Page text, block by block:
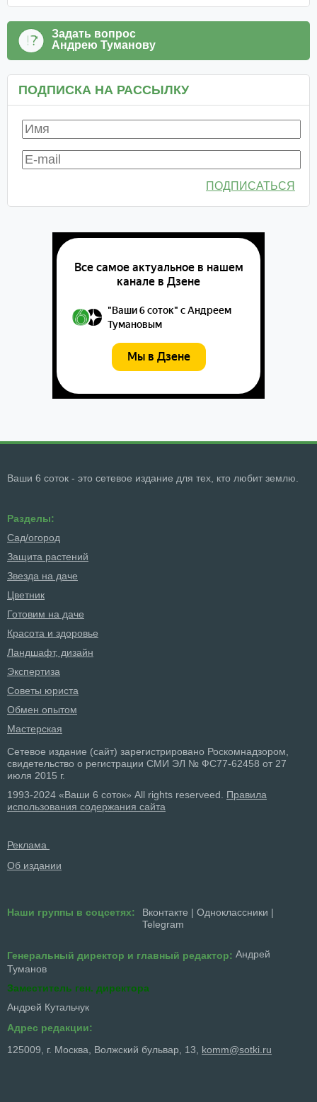
Задать вопрос
Андрею Туманову
ПОДПИСКА НА РАССЫЛКУ
ПОДПИСАТЬСЯ
Ваши 6 соток - это сетевое издание для тех, кто любит землю.
Разделы:
Сад/огород
Защита растений
Звезда на даче
Цветник
Готовим на даче
Красота и здоровье
Ландшафт, дизайн
Экспертиза
Советы юриста
Обмен опытом
Мастерская
Сетевое издание (сайт) зарегистрировано Роскомнадзором,
свидетельство о регистрации СМИ ЭЛ № ФС77-62458 от 27
июля 2015 г.
1993-2024 «Ваши 6 соток» All rights reserveed. Правила
использования содержания сайта
Реклама
Об издании
Наши группы в соцсетях: Вконтакте | Одноклассники |
Telegram
Генеральный директор и главный редактор: Андрей
Туманов
Заместитель ген. директора
Андрей Кутальчук
Адрес редакции:
125009, г. Москва, Волжский бульвар, 13, komm@sotki.ru